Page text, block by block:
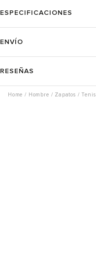
ESPECIFICACIONES
ENVÍO
RESEÑAS
Hombre Zapatos Tenis